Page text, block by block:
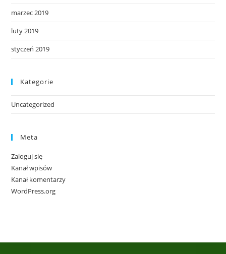
marzec 2019
luty 2019
styczeń 2019
Kategorie
Uncategorized
Meta
Zaloguj się
Kanał wpisów
Kanał komentarzy
WordPress.org